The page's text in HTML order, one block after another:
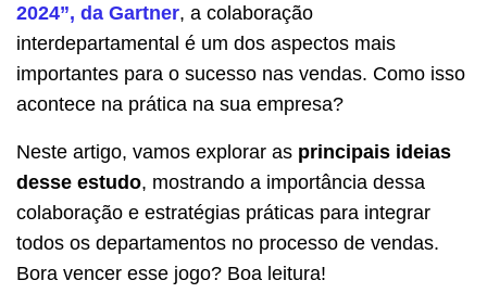
2024”, da Gartner, a colaboração
interdepartamental é um dos aspectos mais
importantes para o sucesso nas vendas. Como isso
acontece na prática na sua empresa?
Neste artigo, vamos explorar as principais ideias
desse estudo, mostrando a importância dessa
colaboração e estratégias práticas para integrar
todos os departamentos no processo de vendas.
Bora vencer esse jogo? Boa leitura!